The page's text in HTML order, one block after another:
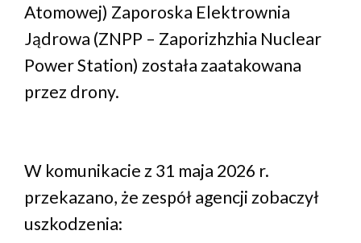
Atomowej) Zaporoska Elektrownia
Jądrowa (ZNPP – Zaporizhzhia Nuclear
Power Station) została zaatakowana
przez drony.
W komunikacie z 31 maja 2026 r.
przekazano, że zespół agencji zobaczył
uszkodzenia: